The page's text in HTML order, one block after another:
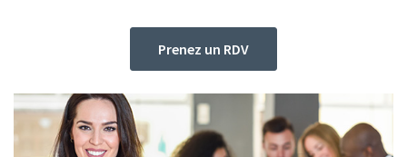
Prenez un RDV